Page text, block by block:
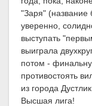
"Заря" (название
уверенно,
выступать
выиграла
потом -
противостоять
из города
Высшая лига!